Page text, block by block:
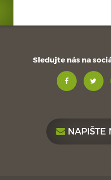
Sledujte nás na
NAPIŠTE